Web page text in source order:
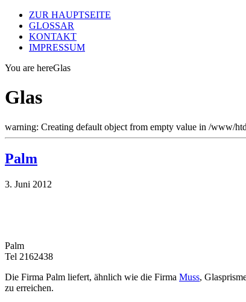
ZUR HAUPTSEITE
GLOSSAR
KONTAKT
IMPRESSUM
You are hereGlas
Glas
warning: Creating default object from empty value in /www/
Palm
3. Juni 2012
Palm
Tel 2162438
Die Firma Palm liefert, ähnlich wie die Firma Muss,
zu erreichen.